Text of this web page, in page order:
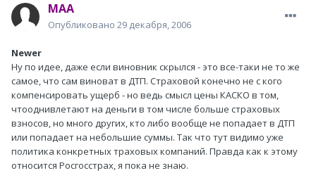
MAA
Опубликовано 29 декабря, 2006
Newer
Ну по идее, даже если виновник скрылся - это все-таки не то же
самое, что сам виноват в ДТП. Страховой конечно не с кого
компенсировать ущерб - но ведь смысл цены КАСКО в том,
чтооднивлетают на деньги в том числе больше страховых
взносов, но много других, кто либо вообще не попадает в ДТП
или попадает на небольшие суммы. Так что тут видимо уже
политика конкретных траховых компаний. Правда как к этому
относится Росгосстрах, я пока не знаю.